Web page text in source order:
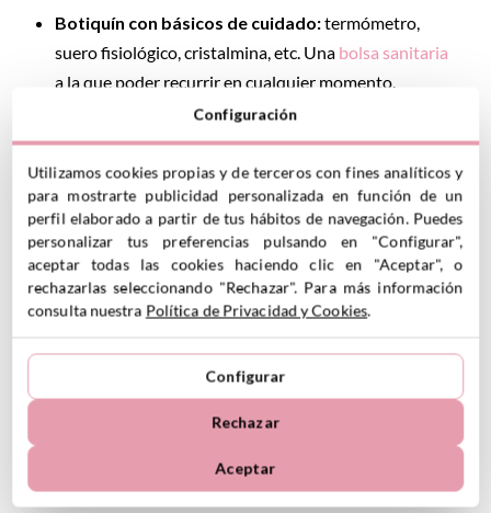
Botiquín con básicos de cuidado:termómetro,
suero fisiológico, cristalmina, etc. Una bolsa sanitaria
a la que poder recurrir en cualquier momento.
Protección solar:gorrasy gafas de sol, pero también
bañadores y camisetas con protección solar.La
protección del sol es básica para su salud.
Sandaliaso zapatillas cómodas si ya camina. Las
cangrejeras son geniales para el verano.
Looksfuncionales:cuando hacemos la maleta, nos
cuesta no pensar en cada posible situación: “por si
llueve, por si hace calor, por si hay una cena
elegante…”
Con bebés, la clave es la practicidad, y una buena
en la que puedas llevar algunos juguetes adaptados a
su edad: como unjuguete sensorial,unlibro fácil de
Configuración
Utilizamos cookies propias y de terceros con fines analíticos y
para mostrarte publicidad personalizada en función de un
perfil elaborado a partir de tus hábitos de navegación. Puedes
personalizar tus preferencias pulsando en "Configurar",
aceptar todas las cookies haciendo clic en "Aceptar", o
rechazarlas seleccionando "Rechazar". Para más información
consulta nuestra Política de Privacidad y Cookies.
Configurar
Rechazar
Aceptar